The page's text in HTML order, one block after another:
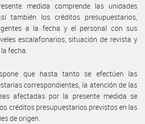
medida comprende las unidades
también los créditos presupuestarios,
a la fecha y el personal con sus
escalafonarios, situación de revista y
fecha.
que hasta tanto se efectúen las
correspondientes, la atención de las
afectadas por la presente medida se
créditos presupuestarios previstos en las
de origen.